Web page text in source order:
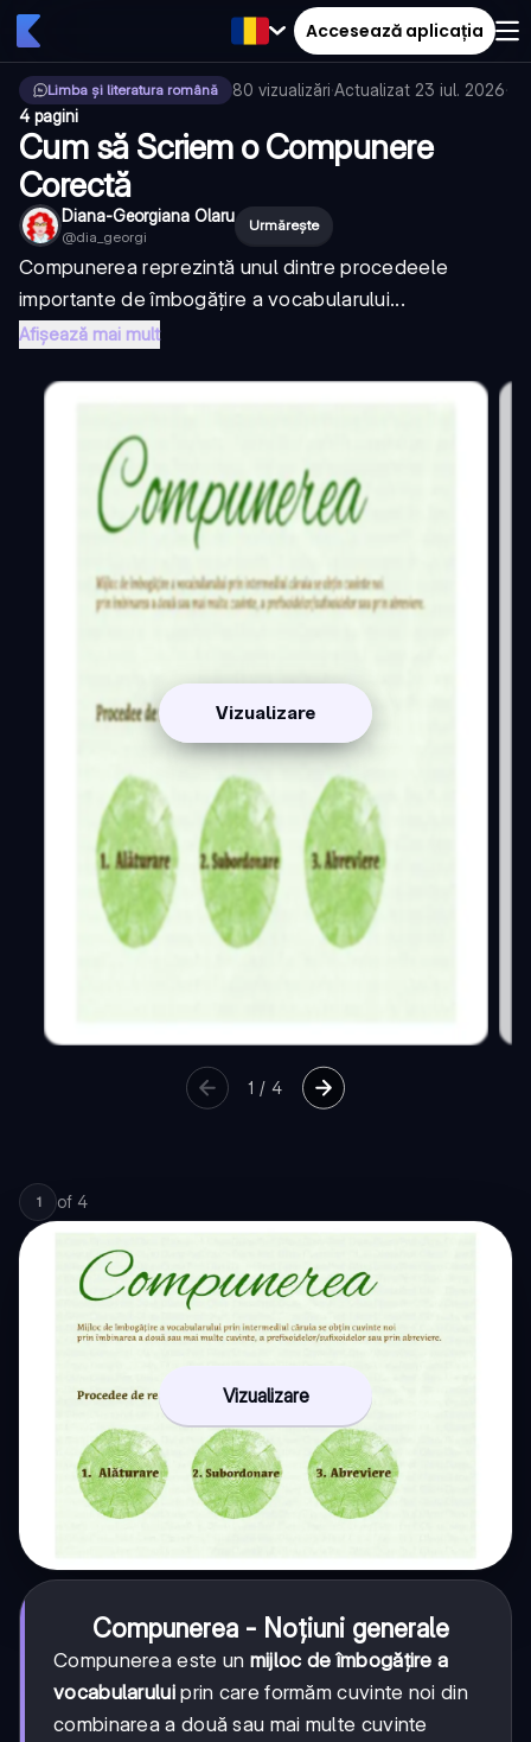
Accesează aplicația
Limba și literatura română 80 vizualizări·Actualizat 23 iul. 2026·
4 pagini
Cum să Scriem o Compunere
Corectă
Diana-Georgiana Olaru
@dia_georgi
Urmărește
Compunerea reprezintă unul dintre procedeele
importante de îmbogățire a vocabularului...
Afișează mai mult
Vizualizare
1 /4
1 of 4
Vizualizare
Compunerea - Noțiuni generale
Compunerea este un mijloc de îmbogățire a
vocabularuluiprin care formăm cuvinte noi din
combinarea a două sau mai multe cuvinte